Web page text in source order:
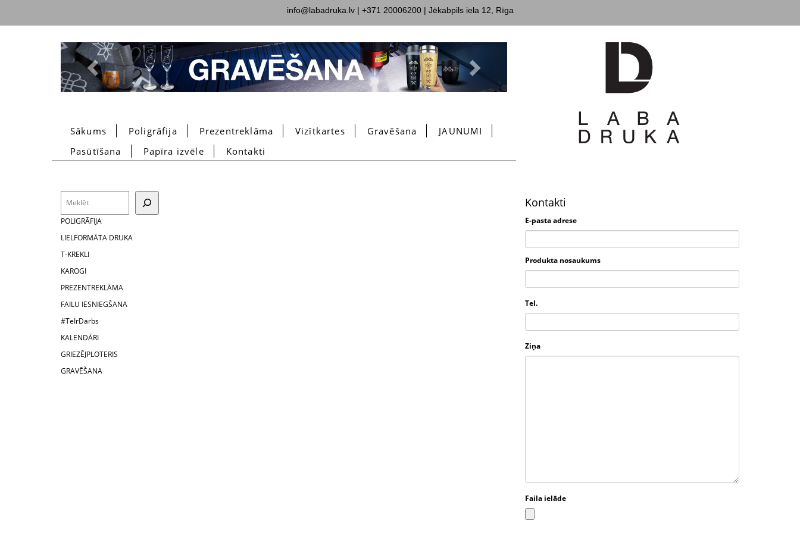
info@labadruka.lv| +371 20006200 | Jēkabpils iela 12, Rīga
Previous
Sākums Poligrāfija Prezentreklāma Vizītkartes Gravēšana
JAUNUMI
Pasūtīšana
Papīra izvēle Kontakti
POLIGRĀFIJA
LIELFORMĀTA DRUKA
T-KREKLI
KAROGI
PREZENTREKLĀMA
FAILU IESNIEGŠANA
#TeIrDarbs
KALENDĀRI
GRIEZĒJPLOTERIS
GRAVĒŠANA
Kontakti
E-pasta adrese
Produkta nosaukums
Tel.
Ziņa
Faila ielāde